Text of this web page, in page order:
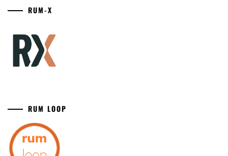
RUM-X
RUM LOOP